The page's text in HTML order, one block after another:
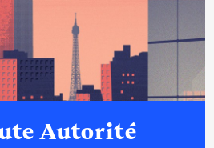
Autorité